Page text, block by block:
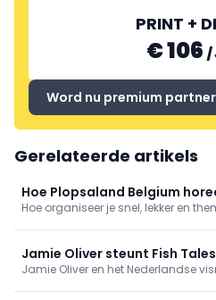
PRINT +
€ 106 /
Word nu premium partner
Gerelateerde artikels
Hoe Plopsaland Belgium
verlengstuk van de beleving
Hoe organiseer je snel, lekker en
foodservice op pretparktempo.
Jamie Oliver steunt Fish
vis
Jamie Oliver en het Nederlandse